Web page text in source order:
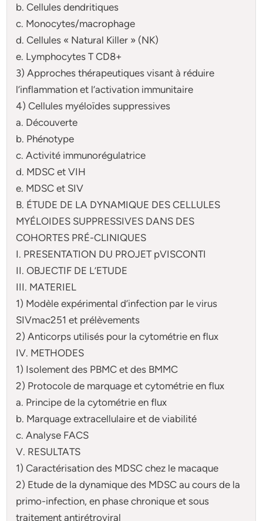
b. Cellules dendritiques
c. Monocytes/macrophage
d. Cellules « Natural Killer » (NK)
e. Lymphocytes T CD8+
3) Approches thérapeutiques visant à réduire
l’inflammation et l’activation immunitaire
4) Cellules myéloïdes suppressives
a. Découverte
b. Phénotype
c. Activité immunorégulatrice
d. MDSC et VIH
e. MDSC et SIV
B. ÉTUDE DE LA DYNAMIQUE DES CELLULES
MYÉLOIDES SUPPRESSIVES DANS DES
COHORTES PRÉ-CLINIQUES
I. PRESENTATION DU PROJET pVISCONTI
II. OBJECTIF DE L’ETUDE
III. MATERIEL
1) Modèle expérimental d’infection par le virus
SIVmac251 et prélèvements
2) Anticorps utilisés pour la cytométrie en flux
IV. METHODES
1) Isolement des PBMC et des BMMC
2) Protocole de marquage et cytométrie en flux
a. Principe de la cytométrie en flux
b. Marquage extracellulaire et de viabilité
c. Analyse FACS
V. RESULTATS
1) Caractérisation des MDSC chez le macaque
2) Etude de la dynamique des MDSC au cours de la
primo-infection, en phase chronique et sous
traitement antirétroviral